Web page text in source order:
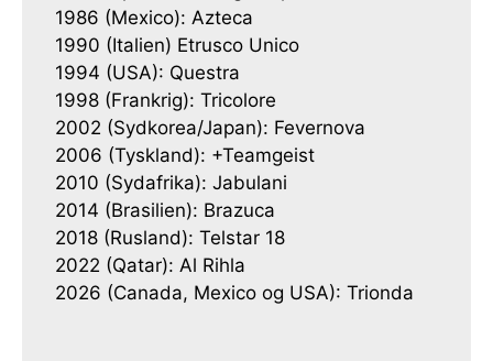
1986 (Mexico): Azteca
1990 (Italien) Etrusco Unico
1994 (USA): Questra
1998 (Frankrig): Tricolore
2002 (Sydkorea/Japan): Fevernova
2006 (Tyskland): +Teamgeist
2010 (Sydafrika): Jabulani
2014 (Brasilien): Brazuca
2018 (Rusland): Telstar 18
2022 (Qatar): Al Rihla
2026 (Canada, Mexico og USA): Trionda